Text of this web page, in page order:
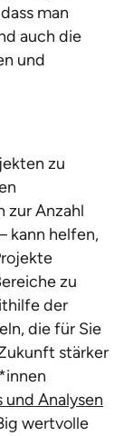
man
auch die
und
zu
zur Anzahl
kann helfen,
zu
der
die für Sie
stärker
und Analysen
wertvolle